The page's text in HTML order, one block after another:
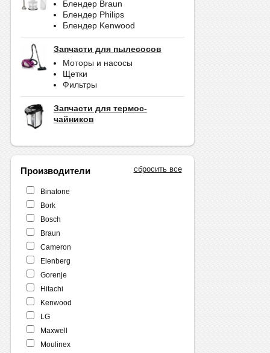
Блендер Braun
Блендер Philips
Блендер Kenwood
Запчасти для пылесосов
Моторы и насосы
Щетки
Фильтры
Запчасти для термос-
чайников
сбросить все
Производители
Binatone
Bork
Bosch
Braun
Cameron
Elenberg
Gorenje
Hitachi
Kenwood
LG
Maxwell
Moulinex